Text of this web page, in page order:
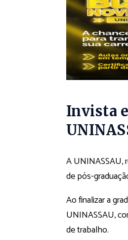
Invista
A UNINASSAU,
de pós-
Ao finalizar a
UNINASSAU,
de trabalho.